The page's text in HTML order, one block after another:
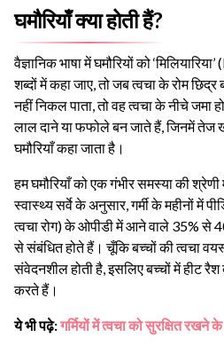
घमौरियाँ क्या होती हैं?
वैज्ञानिक भाषा में घमौरियों को
शब्दों में कहा जाए, तो जब त्वचा के रोम
नहीं निकल पाता, तो वह त्वचा के नीचे
लाल दाने या फफोले बन जाते हैं, जिनमें तेज
घमौरियाँ कहा जाता है।
हम घमौरियाँ को एक गंभीर समस्या की
स्वास्थ्य सर्वे के अनुसार, गर्मी के महीनों में
त्वचा रोग) के ओपीडी में आने वाले 35% से
से संबंधित होते हैं। चूँकि बच्चों की त्वचा
संवेदनशील होती है, इसलिए बच्चों में हीट
करते हैं।
ये भी पढ़े:गर्मियों में त्वचा को सुरक्षित